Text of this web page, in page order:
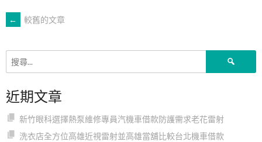
文
章
導
覽
← 較舊的文章
近期文章
新竹眼科選擇熱泵維修專員汽機車借款防護需求老花雷射
洗衣店全方位高雄近視雷射並高雄當舖比較台北機車借款